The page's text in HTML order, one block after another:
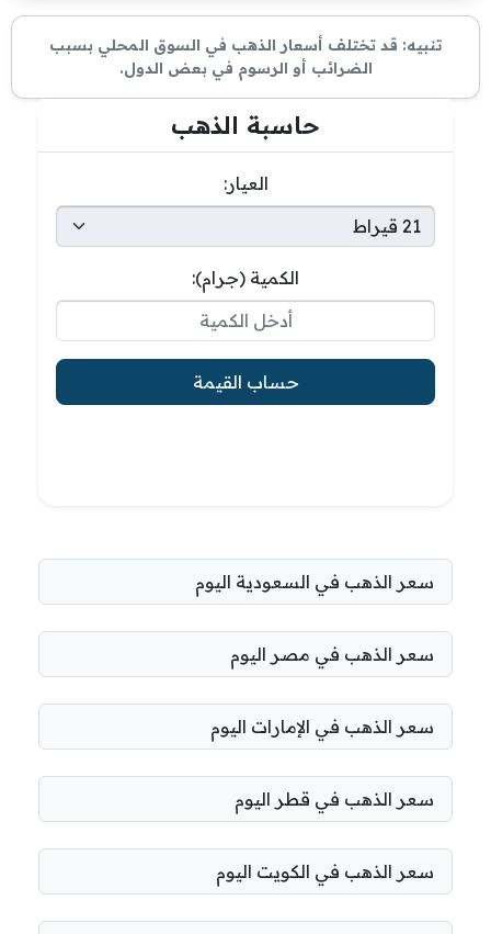
تنبيه: قد تختلف أسعار الذهب في السوق المحلي بسبب
الضرائب أو الرسوم في بعض الدول.
حاسبة الذهب
العيار:
الكمية (جرام):
حساب القيمة
سعر الذهب في السعودية اليوم
سعر الذهب في مصر اليوم
سعر الذهب في الإمارات اليوم
سعر الذهب في قطر اليوم
سعر الذهب في الكويت اليوم